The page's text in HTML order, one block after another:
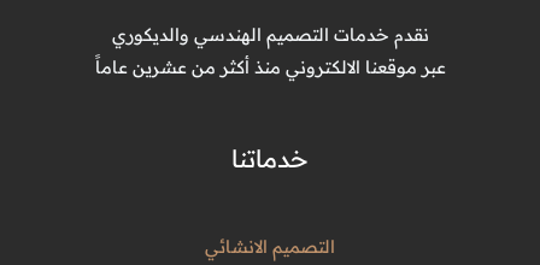
نقدم خدمات التصميم الهندسي والديكوري
عبر موقعنا الالكتروني منذ أكثر من عشرين عاماً
خدماتنا
التصميم الانشائي